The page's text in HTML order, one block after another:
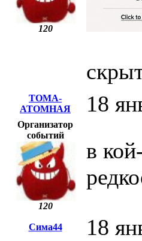
120
ТОМА-
АТОМНАЯ
18
Организатор
событий
120
в
Сима44 18